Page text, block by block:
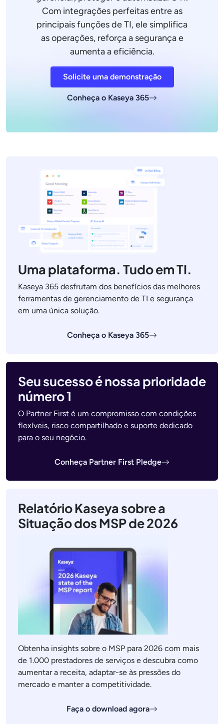
Com integrações perfeitas entre as
principais funções de TI, ele simplifica
as operações, reforça a segurança e
aumenta a eficiência.
Solicite uma demonstração
Conheça o Kaseya 365
Uma plataforma. Tudo em TI.
Kaseya 365 desfrutam dos benefícios das melhores
ferramentas de gerenciamento de TI e segurança
em uma única solução.
Conheça o Kaseya 365
Seu sucesso é nossa prioridade
número 1
O Partner First é um compromisso com condições
flexíveis, risco compartilhado e suporte dedicado
para o seu negócio.
Conheça Partner First Pledge
Relatório Kaseya sobre a
Situação dos MSP de 2026
Obtenha insights sobre o MSP para 2026 com mais
de 1.000 prestadores de serviços e descubra como
aumentar a receita, adaptar-se às pressões do
mercado e manter a competitividade.
Faça o download agora